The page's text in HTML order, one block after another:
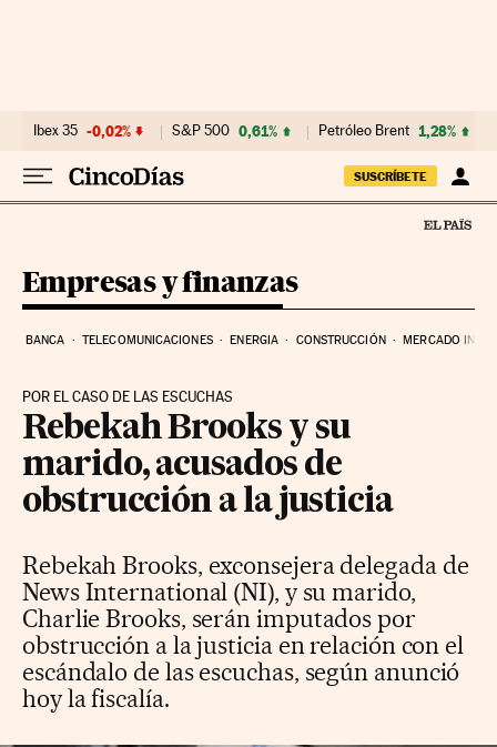
Ibex 35 -0,02% S&P 500 0,61% Petróleo Brent 1,28%
SUSCRÍBETE
Empresas y finanzas
BANCA TELECOMUNICACIONES ENERGIA CONSTRUCCIÓN MERCADO
POR EL CASO DE LAS ESCUCHAS
Rebekah Brooks y su
marido, acusados de
obstrucción a la justicia
Rebekah Brooks, exconsejera delegada de
News International (NI), y su marido,
Charlie Brooks, serán imputados por
obstrucción a la justicia en relación con el
escándalo de las escuchas, según anunció
hoy la fiscalía.